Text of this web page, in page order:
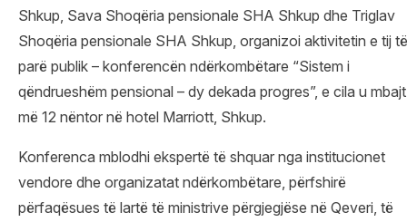
Shkup, Sava Shoqëria pensionale SHA Shkup dhe Triglav
Shoqëria pensionale SHA Shkup, organizoi aktivitetin e tij të
parë publik – konferencën ndërkombëtare “Sistem i
qëndrueshëm pensional – dy dekada progres”, e cila u mbajt
më 12 nëntor në hotel Marriott, Shkup.
Konferenca mblodhi ekspertë të shquar nga institucionet
vendore dhe organizatat ndërkombëtare, përfshirë
përfaqësues të lartë të ministrive përgjegjëse në Qeveri, të